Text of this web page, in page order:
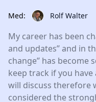
Med: Rolf Walter
My career has been
and updates’’ and in
change’’ has
keep track if you
will discuss therefore
considered the